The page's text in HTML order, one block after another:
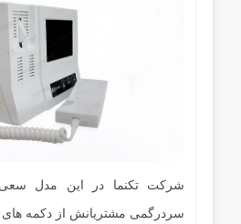
شرکت تکنما در این مدل سعی
سردرگمی مشتریانش از دکمه های